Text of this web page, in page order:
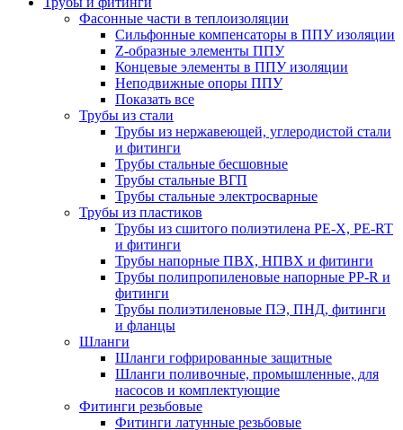
Фасонные части в теплоизоляции
Cильфонные компенсаторы в ППУ изоляции
Z-образные элементы ППУ
Концевые элементы в ППУ изоляции
Неподвижные опоры ППУ
Показать все
Трубы из стали
Трубы из нержавеющей, углеродистой стали
и фитинги
Трубы стальные бесшовные
Трубы стальные ВГП
Трубы стальные электросварные
Трубы из пластиков
Трубы из сшитого полиэтилена PE-X, PE-RT
и фитинги
Трубы напорные ПВХ, НПВХ и фитинги
Трубы полипропиленовые напорные PP-R и
фитинги
Трубы полиэтиленовые ПЭ, ПНД, фитинги
и фланцы
Шланги
Шланги гофрированные защитные
Шланги поливочные, промышленные, для
насосов и комплектующие
Фитинги резьбовые
Фитинги латунные резьбовые